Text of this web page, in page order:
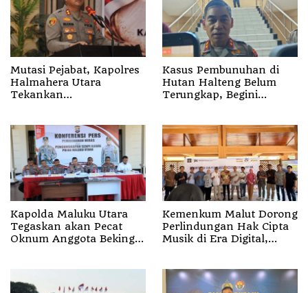
Mutasi Pejabat, Kapolres
Halmahera Utara
Tekankan
Kasus Pembunuhan di
Hutan Halteng Belum
Terungkap, Begini
Kapolda Maluku Utara
Tegaskan akan Pecat
Oknum Anggota Bekingi
Kemenkum Malut Dorong
Perlindungan Hak Cipta
Musik di Era Digital,
Penguatan Royalti